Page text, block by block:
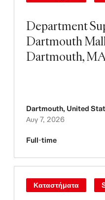
Department
Dartmouth
Dartmouth,
Dartmouth, United
Αυγ 7, 2026
Full-time
Καταστήματα